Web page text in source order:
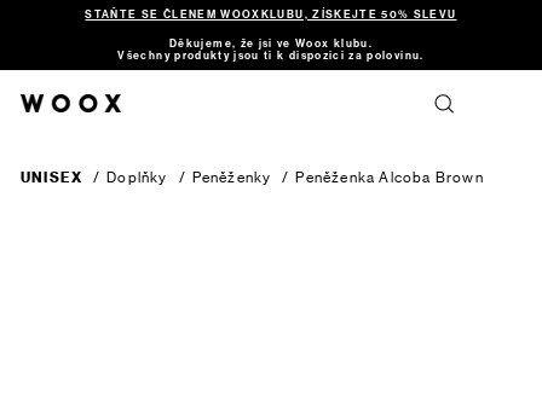
STAŇTE SE ČLENEM WOOXKLUBU, ZÍSKEJTE 50% SLEVU
Děkujeme, že jsi ve Woox klubu.
Všechny produkty jsou ti k dispozici za polovinu.
UNISEX / Doplňky / Peněženky / Peněženka Alcoba Brown